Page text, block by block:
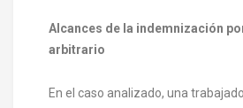
Alcances de la indemnización
arbitrario
En el caso analizado, una